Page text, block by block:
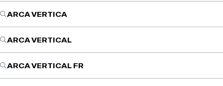
ARCA VERTICA
ARCA VERTICAL
ARCA VERTICAL FR